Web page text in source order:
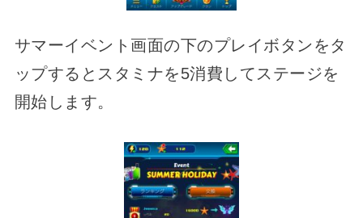
サマーイベント画面の下のプレイボタンをタ
ップするとスタミナを5消費してステージを
開始します。